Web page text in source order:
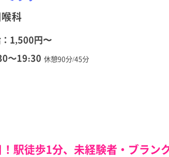
科
1,500円〜
～19:30 休憩90分/45分
駅徒歩1分、未経験者・ブラン